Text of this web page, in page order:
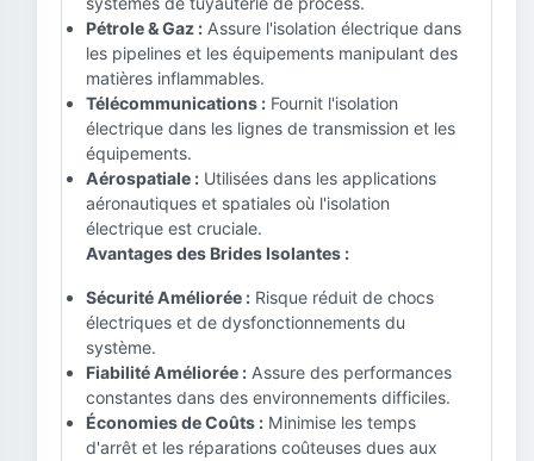
Pétrole & Gaz : Assure l'isolation électrique dans
les pipelines et les équipements manipulant des
matières inflammables.
Télécommunications : Fournit l'isolation
électrique dans les lignes de transmission et les
équipements.
Aérospatiale : Utilisées dans les applications
aéronautiques et spatiales où l'isolation
électrique est cruciale.
Avantages des Brides Isolantes :
Sécurité Améliorée : Risque réduit de chocs
électriques et de dysfonctionnements du
système.
Fiabilité Améliorée : Assure des performances
constantes dans des environnements difficiles.
Économies de Coûts : Minimise les temps
d'arrêt et les réparations coûteuses dues aux